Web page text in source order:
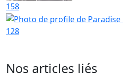
158
128
Nos articles liés